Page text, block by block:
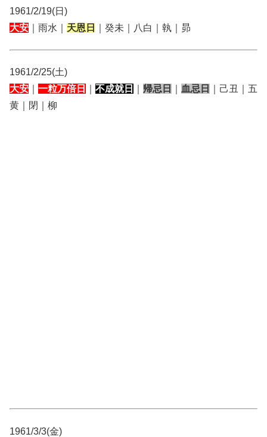
1961/2/19(日)
大安 ｜雨水｜ 天恩日 ｜癸未｜八白｜執｜昴
1961/2/25(土)
大安
一粒万倍日 不成就日 帰忌日 血忌日
｜己丑｜五
黄｜閉｜柳
1961/3/3(金)